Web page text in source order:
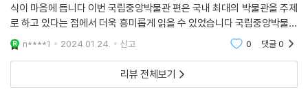
이어서 3층 불교 조각 전시실, 인도·동남아 전시실, 중앙아시아 전시실을
넘나들며 불교의 전파, 불교 세계관에서 미륵보살의 의미, 국가 지배에 있
어 불교의 역할, 불상의 디자인적인 측면 등등 불교 불상에 관한 과히 총망
라된 정보를 풀어낸다.
식이 마음에 듭니다 이번 국립중앙박물관 편은 국내 최대의 박물관을 주제
로 하고 있다는 점에서 더욱 흥미롭게 읽을 수 있었습니다 국립중앙박물관
에 가 본지가 오래되었는데 지금 지방이라 갈수는 없지만 이렇게 책으로
다시 만날 수
n****1 2024.01.24. 신고 0 댓글0
리뷰 전체보기